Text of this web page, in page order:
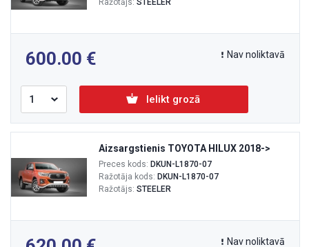
Ražotājs: STEELER
600.00 Nav noliktavā
Ielikt grozā
Aizsargstienis TOYOTA HILUX 2018->
Preces kods: DKUN-L1870-07
Ražotāja kods: DKUN-L1870-07
Ražotājs: STEELER
Nav noliktavā